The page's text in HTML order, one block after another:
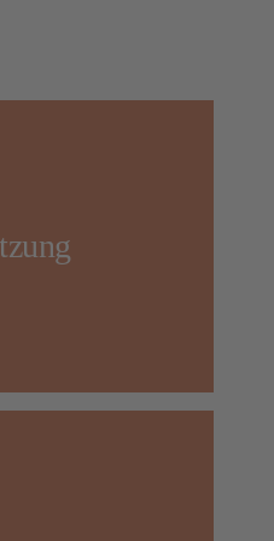
Einzelnen
Kollegiales